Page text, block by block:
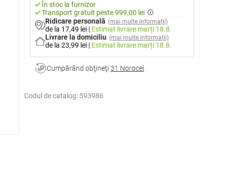
În stoc la furnizor
Transport gratuit peste 999,00 lei
Ridicare personală (mai multe informații)
de la 17,49 lei | Estimat livrare marți 18.8.
Livrare la domiciliu (mai multe informații)
de la 23,99 lei | Estimat livrare marți 18.8.
Cumpărând obţineţi 31 Norocei
Codul de catalog: 593986